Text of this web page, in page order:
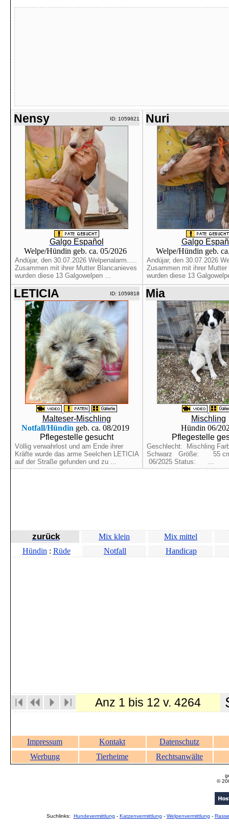
Nensy ID: 1059821
Galgo Español
Welpe/Hündin geb. ca. 05/2026
Andújar, den 30.07.2026 Welpenalarm.....
Zusammen mit ihrer Mutter Blancanieves
wurden diese 13 Galgowelpen ...
Nuri
Galgo
Welpe/Hündin geb.
Andújar, den 30.07.2026
Zusammen mit ihrer
wurden diese 13
LETICIA ID: 1059818
Malteser-Mischling
Notfall/Hündin geb. ca. 08/2019
Pflegestelle gesucht
Völlig verwahrlost und am Ende ihrer
Kräfte wurde das arme Seelchen LETICIA
auf der Straße gefunden und zu ...
Mia
Mischling
Hündin 06/
Pflegestelle
Geschlecht: Mischling
Schwarz Größe: 55
06/2025 Status: ...
zurück Mix klein
Mix mittel
Hündin : Rüde Notfall Handicap
Anz 1 bis 12 v. 4264
Impressum Kontakt
Datenschutz
Werbung
Tierheime Rechtsanwälte
©
Suchlinks: Hundevermittlung - Katzenvermittlung - Welpenvermittlung -